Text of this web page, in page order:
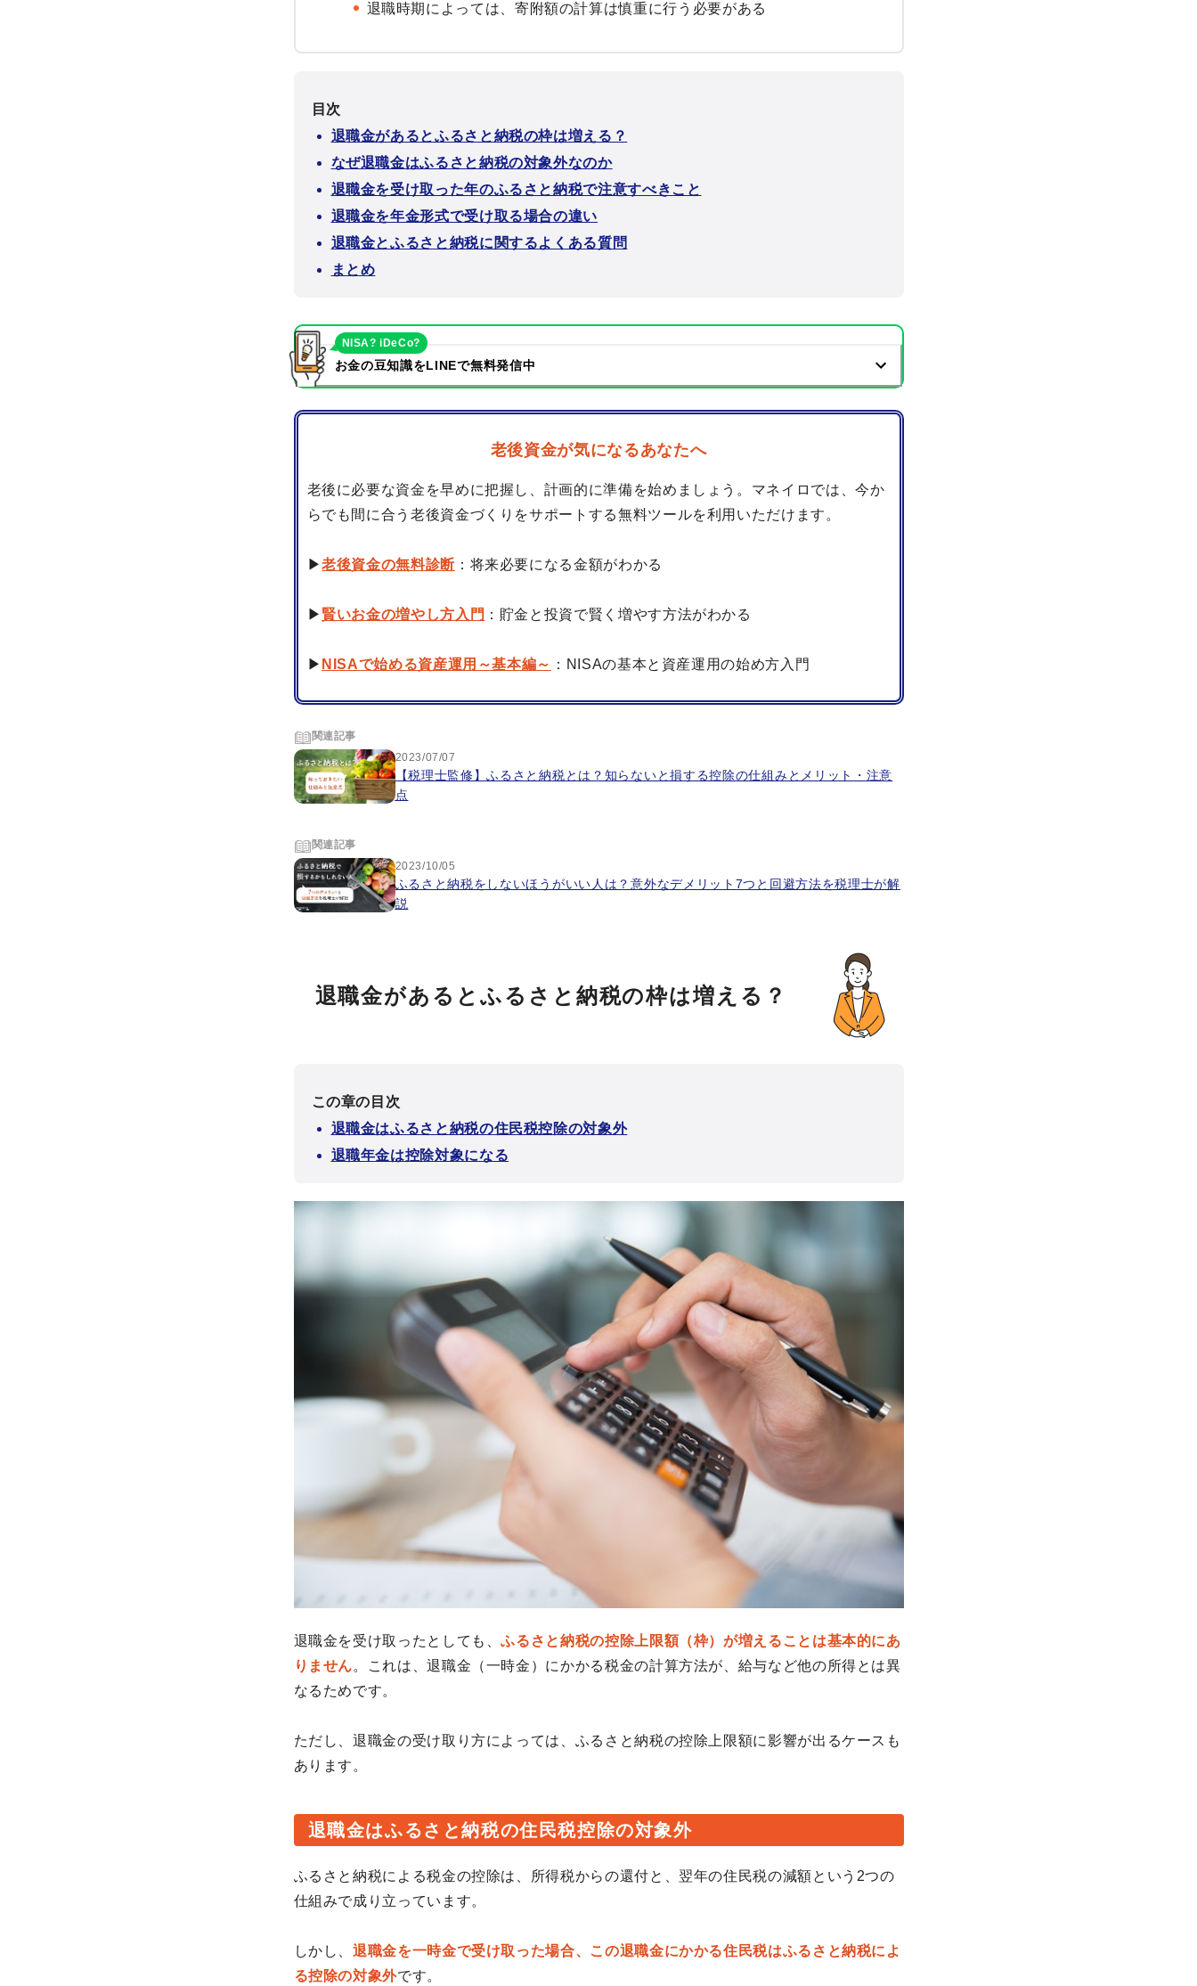
退職時期によっては、寄附額の計算は慎重に行う必要がある
目次
退職金があるとふるさと納税の枠は増える？
なぜ退職金はふるさと納税の対象外なのか
退職金を受け取った年のふるさと納税で注意すべきこと
退職金を年金形式で受け取る場合の違い
退職金とふるさと納税に関するよくある質問
まとめ
お金の豆知識をLINEで無料発信中
NISA? iDeCo?
老後資金が気になるあなたへ
老後に必要な資金を早めに把握し、計画的に準備を始めましょう。マネイロでは、今か
らでも間に合う老後資金づくりをサポートする無料ツールを利用いただけます。
▶老後資金の無料診断：将来必要になる金額がわかる
▶ 賢いお金の増やし方入門 ：貯金と投資で賢く増やす方法がわかる
▶ NISAで始める資産運用～基本編～ ：NISAの基本と資産運用の始め方入門
関連記事
2023/07/07
【税理士監修】ふるさと納税とは？知らないと損する控除の仕組みとメリット・注意
点
関連記事
2023/10/05
ふるさと納税をしないほうがいい人は？意外なデメリット7つと回避方法を税理士が解
説
退職金があるとふるさと納税の枠は増える？
この章の目次
退職金はふるさと納税の住民税控除の対象外
退職年金は控除対象になる
退職金を受け取ったとしても、ふるさと納税の控除上限額（枠）が増えることは基本的にあ
りません。これは、退職金（一時金）にかかる税金の計算方法が、給与など他の所得とは異
なるためです。
ただし、退職金の受け取り方によっては、ふるさと納税の控除上限額に影響が出るケースも
あります。
退職金はふるさと納税の住民税控除の対象外
ふるさと納税による税金の控除は、所得税からの還付と、翌年の住民税の減額という2つの
仕組みで成り立っています。
しかし、退職金を一時金で受け取った場合、この退職金にかかる住民税はふるさと納税によ
る控除の対象外です。